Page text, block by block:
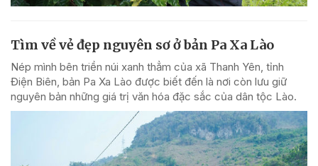
Tìm về vẻ đẹp nguyên sơ ở bản Pa Xa Lào
Nép mình bên triền núi xanh thẳm của xã Thanh Yên, tỉnh
Điện Biên, bản Pa Xa Lào được biết đến là nơi còn lưu giữ
nguyên bản những giá trị văn hóa đặc sắc của dân tộc Lào.